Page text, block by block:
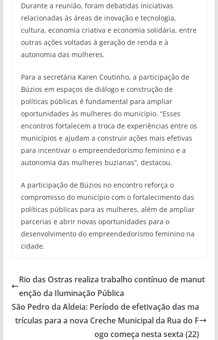
Durante a reunião, foram debatidas iniciativas
relacionadas às áreas de inovação e tecnologia,
cultura, economia criativa e economia solidária, entre
outras ações voltadas à geração de renda e à
autonomia das mulheres.
Para a secretária Karen Coutinho, a participação de
Búzios em espaços de diálogo e construção de
políticas públicas é fundamental para ampliar
oportunidades às mulheres do município. “Esses
encontros fortalecem a troca de experiências entre os
municípios e ajudam a construir ações mais efetivas
para incentivar o empreendedorismo feminino e a
autonomia das mulheres buzianas”, destacou.
A participação de Búzios no encontro reforça o
compromisso do município com o fortalecimento das
políticas públicas para as mulheres, além de ampliar
parcerias e abrir novas oportunidades para o
desenvolvimento do empreendedorismo feminino na
cidade.
Rio das Ostras realiza trabalho contínuo de manut
enção da Iluminação Pública
São Pedro da Aldeia: Período de efetivação das ma
trículas para a nova Creche Municipal da Rua do F
ogo começa nesta sexta (22)